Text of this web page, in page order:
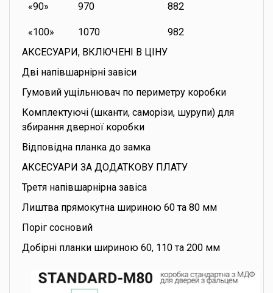
«90» 970 882
«100» 1070
982
АКСЕСУАРИ, ВКЛЮЧЕНІ В ЦІНУ
Дві напівшарнірні завіси
Гумовий ущільнювач по периметру коробки
Комплектуючі (шканти, саморізи, шурупи) для
збирання дверної коробки
Відповідна планка до замка
АКСЕСУАРИ ЗА ДОДАТКОВУ ПЛАТУ
Третя напівшарнірна завіса
Лиштва прямокутна шириною 60 та 80 мм
Поріг сосновий
Добірні планки шириною 60, 110 та 200 мм